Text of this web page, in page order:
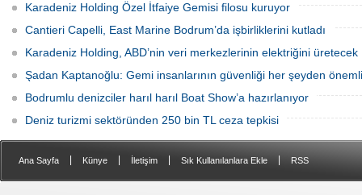
Karadeniz Holding Özel İtfaiye Gemisi filosu kuruyor
Cantieri Capelli, East Marine Bodrum’da işbirliklerini kutladı
Karadeniz Holding, ABD’nin veri merkezlerinin elektriğini üretecek
Şadan Kaptanoğlu: Gemi insanlarının güvenliği her şeyden önemli
Bodrumlu denizciler harıl harıl Boat Show’a hazırlanıyor
Deniz turizmi sektöründen 250 bin TL ceza tepkisi
Ana Sayfa Künye İletişim Sık Kullanılanlara Ekle RSS